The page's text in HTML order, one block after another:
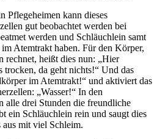
Pflegeheimen kann dieses
gut beobachtet werden bei
werden und Schläuchlein samt
Atemtrakt haben. Für den Körper,
rechnet, heißt dies nun: „Hier
da geht nichts!“ Und das
im Atemtrakt!“ und aktiviert das
„Wasser!“ In den
alle drei Stunden die freundliche
ein Schläuchlein rein und saugt dies
aus mit viel Schleim.